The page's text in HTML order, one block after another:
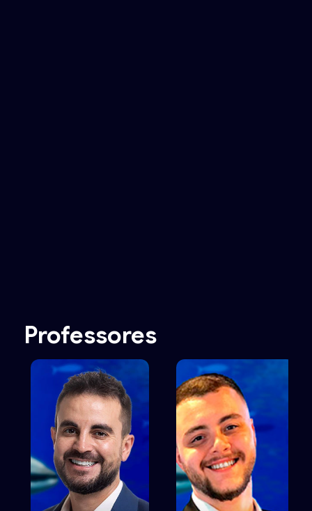
Professores